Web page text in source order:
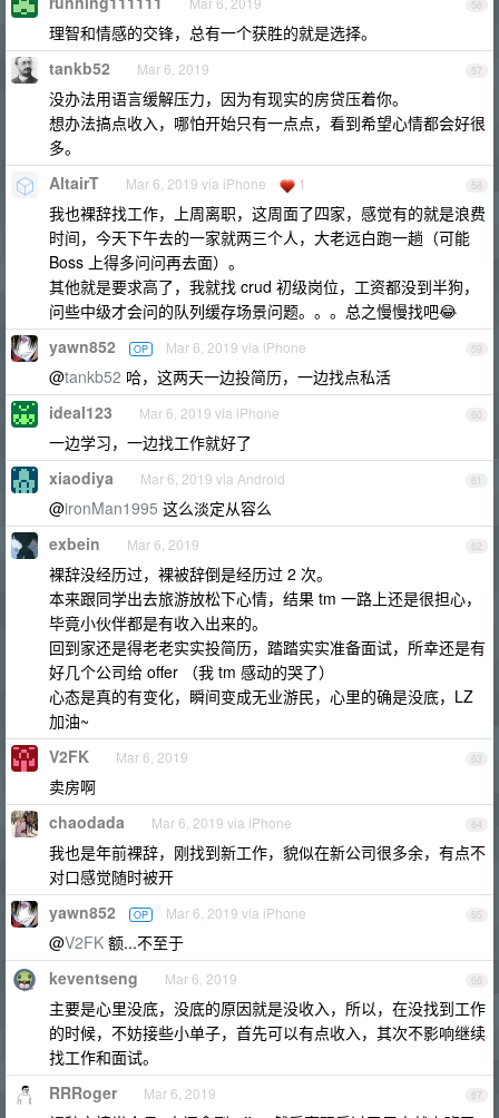
56
理智和情感的交锋，总有一个获胜的就是选择。
57
tankb52 Mar 6, 2019
没办法用语言缓解压力，因为有现实的房贷压着你。
想办法搞点收入，哪怕开始只有一点点，看到希望心情都会好很
多。
58
AltairT Mar 6, 2019 via iPhone 1
我也裸辞找工作，上周离职，这周面了四家，感觉有的就是浪费
时间，今天下午去的一家就两三个人，大老远白跑一趟（可能
Boss 上得多问问再去面）。
其他就是要求高了，我就找 crud 初级岗位，工资都没到半狗，
问些中级才会问的队列缓存场景问题。。。总之慢慢找吧😂
59
yawn852 OP Mar 6, 2019 via iPhone
@tankb52 哈，这两天一边投简历，一边找点私活
60
ideal123 Mar 6, 2019 via iPhone
一边学习，一边找工作就好了
61
xiaodiya Mar 6, 2019 via Android
@ironMan1995 这么淡定从容么
62
exbein Mar 6, 2019
裸辞没经历过，裸被辞倒是经历过 2 次。
本来跟同学出去旅游放松下心情，结果 tm 一路上还是很担心，
毕竟小伙伴都是有收入出来的。
回到家还是得老老实实投简历，踏踏实实准备面试，所幸还是有
好几个公司给 offer （我 tm 感动的哭了）
心态是真的有变化，瞬间变成无业游民，心里的确是没底，LZ
加油~
63
V2FK Mar 6, 2019
卖房啊
64
chaodada Mar 6, 2019 via iPhone
我也是年前裸辞，刚找到新工作，貌似在新公司很多余，有点不
对口感觉随时被开
65
yawn852 OP Mar 6, 2019 via iPhone
@V2FK 额...不至于
66
keventseng Mar 6, 2019
主要是心里没底，没底的原因就是没收入，所以，在没找到工作
的时候，不妨接些小单子，首先可以有点收入，其次不影响继续
找工作和面试。
67
RRRoger Mar 6, 2019